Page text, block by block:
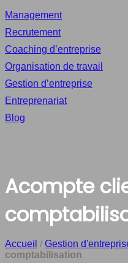
Management
Recrutement
Coaching d’entreprise
Organisation de travail
Gestion d’entreprise
Entreprenariat
Blog
Acompte
Accueil / Gestion
comptabilisation